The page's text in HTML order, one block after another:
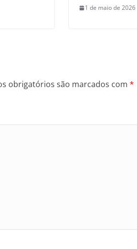
1 de maio de 2026
obrigatórios são marcados com *